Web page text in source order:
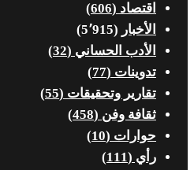
اقتصاد (606)
الأخبار (5٬915)
الأدب الحساني (32)
تدوينات (77)
تقارير وتحقيقات (55)
ثقافة وفن (458)
حوارات (10)
رأي (111)